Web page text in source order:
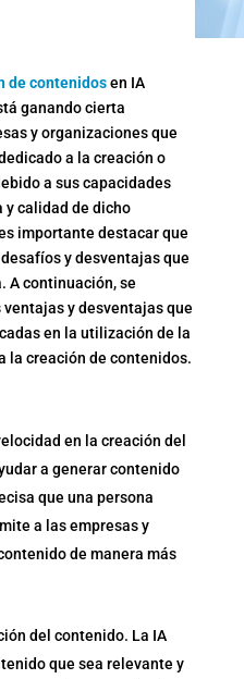
de contenidosen IA
ganando cierta
y organizaciones que
a la creación o
a sus capacidades
y calidad de dicho
importante destacar que
y desventajas que
A continuación, se
y desventajas que
en la utilización de la
la creación de contenidos.
en la creación del
a generar contenido
que una persona
a las empresas y
de manera más
del contenido. La IA
que sea relevante y